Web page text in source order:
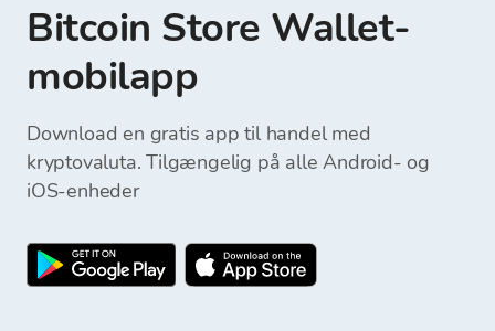
Bitcoin Store Wallet-
mobilapp
Download en gratis app til handel med
kryptovaluta. Tilgængelig på alle Android- og
iOS-enheder